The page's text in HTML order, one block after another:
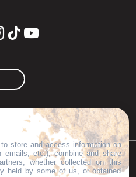
légalesPartenaires
to store and access information on
etc.), combine and share
whether collected on this
held by some of us, or obtained